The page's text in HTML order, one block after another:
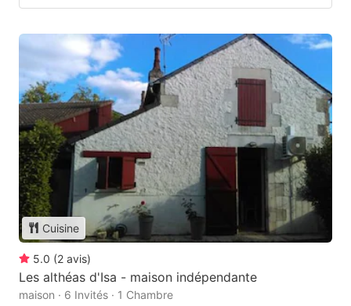
Cuisine
5.0 (2 avis)
Les althéas d'Isa - maison indépendante
maison · 6 Invités · 1 Chambre